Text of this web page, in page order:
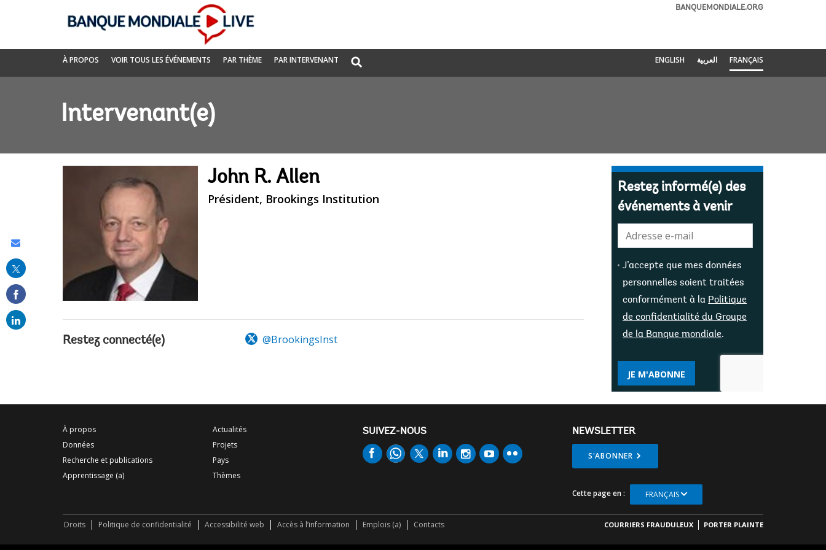
Navigation
Banque
mondiale
BANQUEMONDIALE.ORG
À PROPOS VOIR TOUS LES ÉVÉNEMENTS PAR THÈME PAR INTERVENANT
Global
ENGLISH العربية FRANÇAIS
Intervenant(e)
John R. Allen
Président, Brookings Institution
Restez connecté(e) @BrookingsInst
Restez informé(e) des
événements à venir
mail:
J’accepte que mes données
personnelles soient traitées
conformément à la Politique
de confidentialité du Groupe
de la Banque mondiale.
JE M'ABONNE
À propos
Données
Recherche et publications
Apprentissage (a)
Actualités
Projets
Pays
Thèmes
SUIVEZ-NOUS NEWSLETTER
S'ABONNER
Cette page en : FRANÇAIS
Droits Politique de confidentialité Accessibilité web Accès à l’information Emplois (a) Contacts COURRIERS FRAUDULEUX PORTER PLAINTE
this
email